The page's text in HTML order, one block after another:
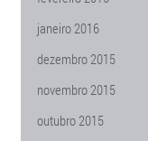
janeiro 2016
dezembro 2015
novembro 2015
outubro 2015